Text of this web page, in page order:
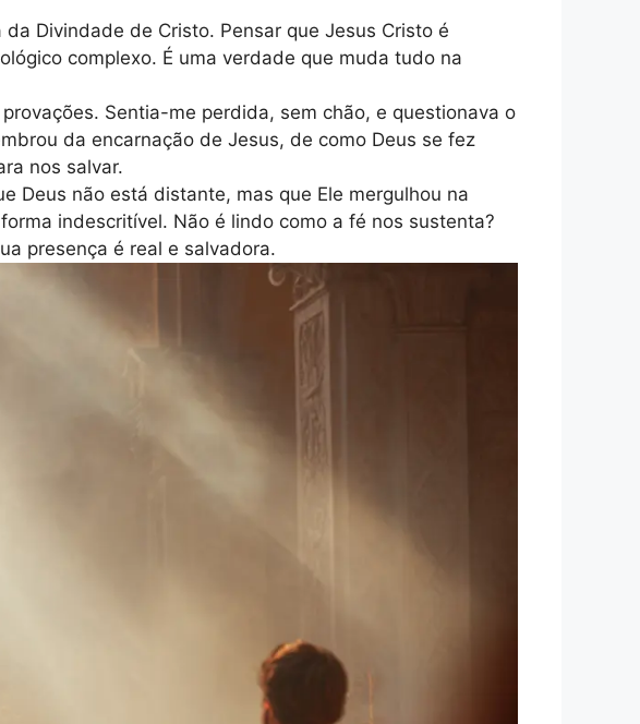
Divindade de Cristo. Pensar que Jesus Cristo é
complexo. É uma verdade que muda tudo na
Sentia-me perdida, sem chão, e questionava o
da encarnação de Jesus, de como Deus se fez
nos salvar.
Deus não está distante, mas que Ele mergulhou na
indescritível. Não é lindo como a fé nos sustenta?
presença é real e salvadora.